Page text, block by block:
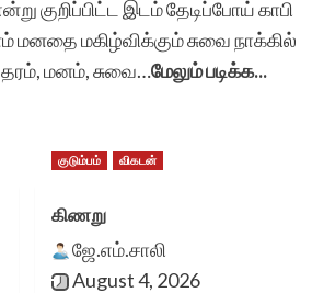
குறிப்பிட்ட இடம் தேடிப்போய் காபி
மனதை மகிழ்விக்கும் சுவை நாக்கில்
மனம், சுவை…மேலும் படிக்க...
குடும்பம் விகடன்
கிணறு
ஜே.எம்.சாலி
August 4, 2026